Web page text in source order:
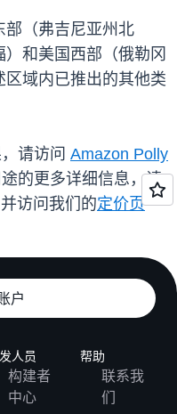
部（弗吉尼亚州北
和美国西部（俄勒冈
域内已推出的其他类
请访问 Amazon Polly
的更多详细信息，请
访问我们的定价页
户
人员
构建者
中心
帮助
联系我
们